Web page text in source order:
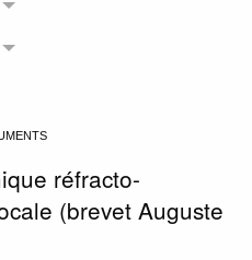
Toggle menu
Toggle menu
réfracto-
(brevet Auguste